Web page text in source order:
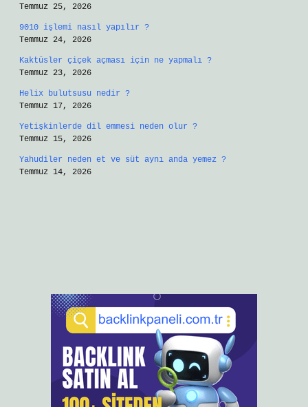
Temmuz 25, 2026
9010 işlemi nasıl yapılır ?
Temmuz 24, 2026
Kaktüsler çiçek açması için ne yapmalı ?
Temmuz 23, 2026
Helix bulutsusu nedir ?
Temmuz 17, 2026
Yetişkinlerde dil emmesi neden olur ?
Temmuz 15, 2026
Yahudiler neden et ve süt aynı anda yemez ?
Temmuz 14, 2026